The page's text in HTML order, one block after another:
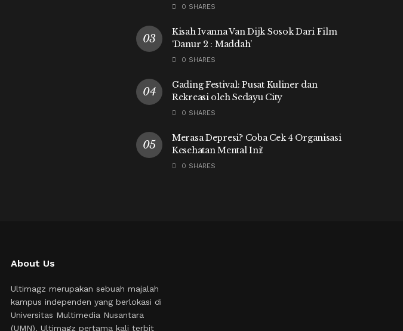
0 SHARES
Kisah Ivanna Van Dijk Sosok Dari Film
‘Danur 2 : Maddah’
0 SHARES
Gading Festival: Pusat Kuliner dan
Rekreasi oleh Sedayu City
0 SHARES
Merasa Depresi? Coba Cek 4 Organisasi
Kesehatan Mental Ini!
0 SHARES
About Us
Ultimagz merupakan sebuah majalah
kampus independen yang berlokasi di
Universitas Multimedia Nusantara
(UMN). Ultimagz pertama kali terbit